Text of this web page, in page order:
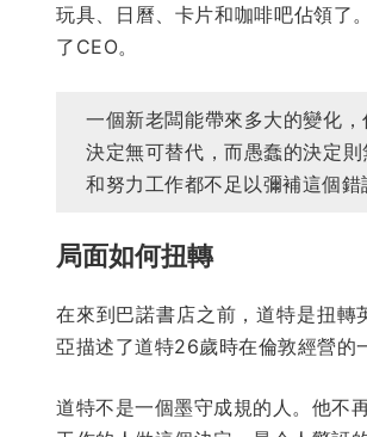
玩具、日曆、卡片和咖啡吧佔領了
了CEO。
一個新老闆能帶來多大的變化
決定無可替代，而愚蠢的決定
和努力工作都不足以彌補這個錯
局面如何扭轉
在來到巴諾書店之前，道特是扭
亞描述了道特26歲時在倫敦經營的
道特不是一個墨守成規的人。他不